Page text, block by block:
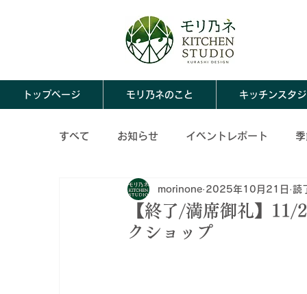
トップページ モリ乃ネのこと キッチンスタ
すべて お知らせ イベントレポート
ならわし料理 モリ乃ネのこと 春の
【終了/満席御礼】
クショップ
morinone 2025年10月21日 読